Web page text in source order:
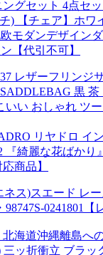
ングセット 4点セ
) 【チェア】ホワ
モダンデザイン
【代引不可】
レザーフリンジ
黒
いい おしゃれ ツ
リヤドロ イ
『綺麗な花ばかり
商品】
ネス)スエード レ
0241801【
北海道沖縄離島へ
ッ折衝立 ブラッ